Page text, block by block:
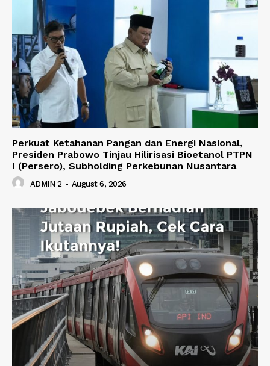
Perkuat Ketahanan Pangan dan Energi Nasional,
Presiden Prabowo Tinjau Hilirisasi Bioetanol PTPN
I (Persero), Subholding Perkebunan Nusantara
ADMIN 2 - August 6, 2026